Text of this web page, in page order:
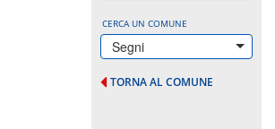
CERCA UN COMUNE
Segni
TORNA AL COMUNE